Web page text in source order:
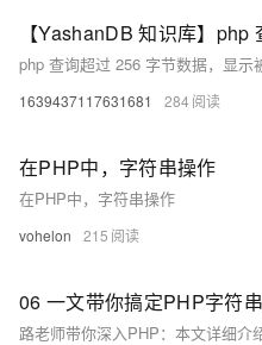
1639437117631681 284
在PHP中，字符串操作
在PHP中，字符串操作
vohelon 215
06 一文带你搞定PHP字符